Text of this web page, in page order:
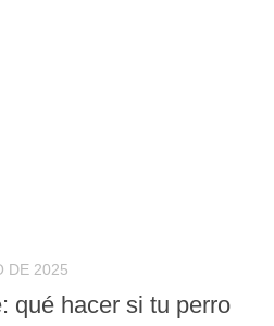
DE 2025
qué hacer si tu perro